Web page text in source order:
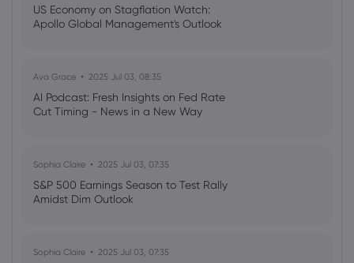
US Economy on Stagflation Watch:
Apollo Global Management's Outlook
Ava Grace 2025 Jul 03, 08:35
AI Podcast: Fresh Insights on Fed Rate
Cut Timing - News in a New Way
Sophia Claire 2025 Jul 03, 07:35
S&P 500 Earnings Season to Test Rally
Amidst Dim Outlook
Sophia Claire 2025 Jul 03, 07:35